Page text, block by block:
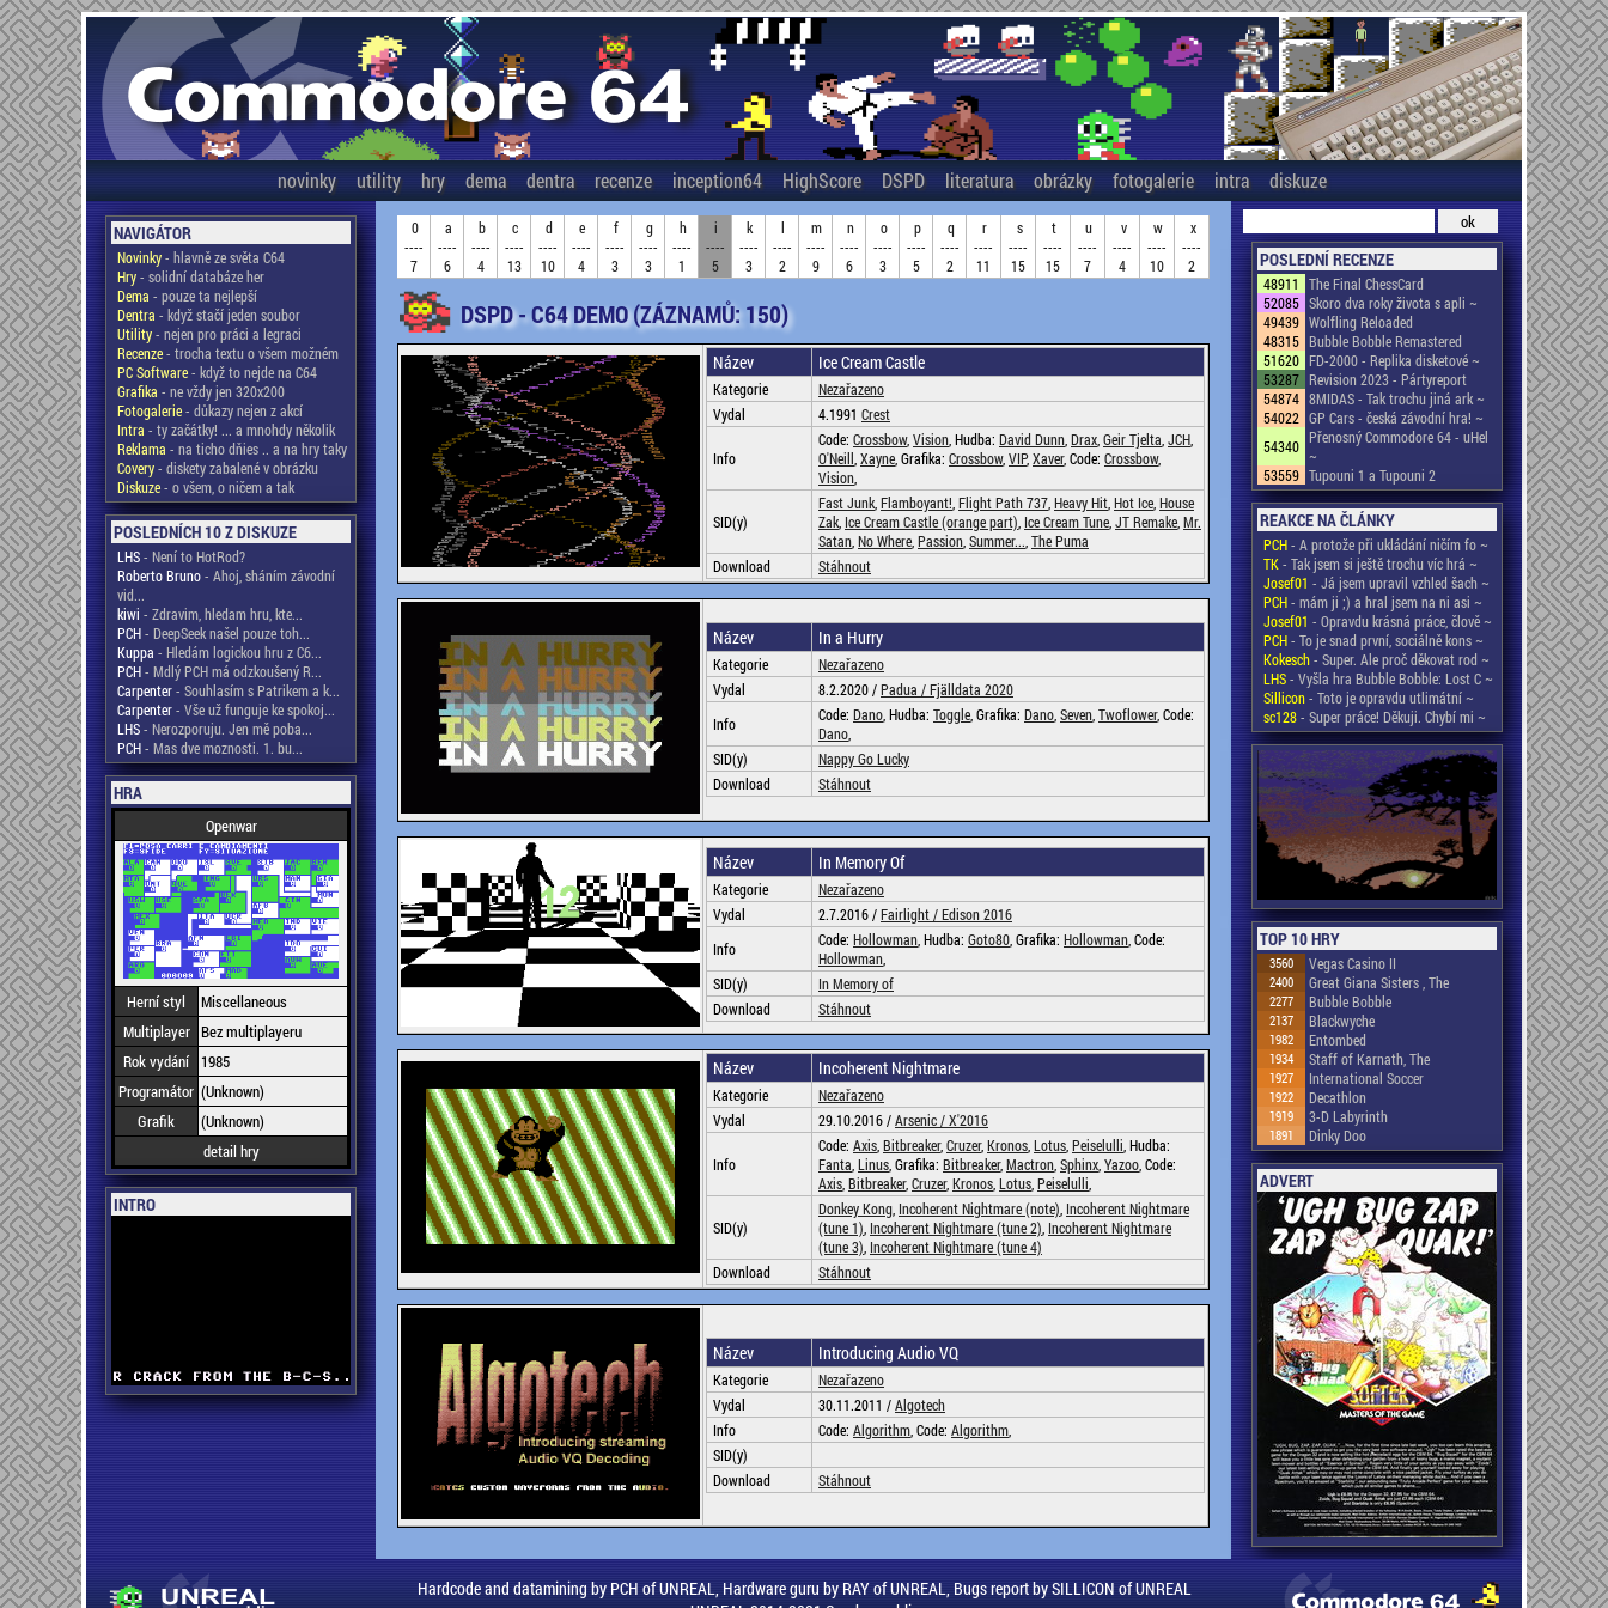
novinky utility hry dema dentra recenze inception64 HighScore DSPD literatura obrázky fotogalerie intra diskuze
NAVIGÁTOR
Novinky- hlavně ze světa C64
Hry- solidní databáze her
Dema - pouze ta nejlepší
Dentra - když stačí jeden soubor
Utility- nejen pro práci a legraci
Recenze- trocha textu o všem možném
PC Software- když to nejde na C64
Grafika - ne vždy jen 320x200
Fotogalerie- důkazy nejen z akcí
Intra - ty začátky! ... a mnohdy několik
Reklama - na ticho dňies .. a na hry taky
Covery- diskety zabalené v obrázku
Diskuze- o všem, o ničem a tak
POSLEDNÍCH 10 Z DISKUZE
LHS- Není to HotRod?
Roberto Bruno- Ahoj, sháním závodní
vid...
kiwi - Zdravim, hledam hru, kte...
PCH- DeepSeek našel pouze toh...
Kuppa - Hledám logickou hru z C6...
PCH- Mdlý PCH má odzkoušený R...
Carpenter- Souhlasím s Patrikem a k...
Carpenter- Vše už funguje ke spokoj...
LHS- Nerozporuju. Jen mě poba...
PCH- Mas dve moznosti. 1. bu...
HRA
Openwar
Herní styl
Miscellaneous
Multiplayer Bez multiplayeru
Rok vydání
1985
Programátor (Unknown)
Grafik
(Unknown)
detail hry
INTRO
0
----
7
a
----
6
b
----
4
c
----
13
d
----
10
e
----
4
f
----
3
g
----
3
h
----
1
i
----
5
k
----
3
l
----
2
m
----
9
n
----
6
o
----
3
p
----
5
q
----
2
r
----
11
s
----
15
t
----
15
u
----
7
v
----
4
w
----
10
x
----
2
DSPD - C64 DEMO (ZÁZNAMŮ: 150)
Název Ice Cream Castle
Kategorie
Nezařazeno
Vydal
4.1991 Crest
Info
Code: Crossbow, Vision , Hudba: David Dunn Drax Geir Tjelta JCH
O'Neill Xayne , Grafika: Crossbow, VIP,Xaver, Code: Crossbow,
Vision
SID(y)
Fast Junk Flamboyant! Flight Path 737 Heavy Hit Hot Ice House
Zak Ice Cream Castle (orange part) Ice Cream Tune JT Remake Mr.
Satan No Where Passion Summer... The Puma
Download
Stáhnout
Název In a Hurry
Kategorie
Nezařazeno
Vydal
8.2.2020 /Padua /Fjälldata 2020
Info
Code: Dano , Hudba: Toggle , Grafika: Dano Seven Twoflower, Code:
Dano
SID(y)
Nappy Go Lucky
Download
Stáhnout
Název In Memory Of
Kategorie
Nezařazeno
Vydal
2.7.2016 /Fairlight /Edison 2016
Info
Code: Hollowman , Hudba: Goto80 , Grafika: Hollowman , Code:
Hollowman
SID(y)
In Memory of
Download
Stáhnout
Název Incoherent Nightmare
Kategorie
Nezařazeno
Vydal
29.10.2016 /Arsenic /X'2016
Info
Code: Axis Bitbreaker, Cruzer, Kronos Lotus Peiselulli , Hudba:
Fanta Linus , Grafika: Bitbreaker, Mactron Sphinx Yazoo , Code:
Axis Bitbreaker, Cruzer, Kronos Lotus Peiselulli
SID(y)
Donkey Kong Incoherent Nightmare (note) Incoherent Nightmare
(tune 1) Incoherent Nightmare (tune 2) Incoherent Nightmare
(tune 3) Incoherent Nightmare (tune 4)
Download
Stáhnout
Název Introducing Audio VQ
Kategorie
Nezařazeno
Vydal
30.11.2011 /Algotech
Info
Code: Algorithm , Code: Algorithm
SID(y)
Download
Stáhnout
POSLEDNÍ RECENZE
48911
The Final ChessCard
52085 Skoro dva roky života s apli ~
49439 Wolfling Reloaded
48315 Bubble Bobble Remastered
51620 FD-2000 - Replika disketové ~
53287 Revision 2023 - Pártyreport
54874 8MIDAS - Tak trochu jiná ark ~
54022 GP Cars - česká závodní hra! ~
54340 Přenosný Commodore 64 - uHel
~
53559 Tupouni 1 a Tupouni 2
REAKCE NA ČLÁNKY
PCH- A protože při ukládání ničím fo ~
TK- Tak jsem si ještě trochu víc hrá ~
Josef01 - Já jsem upravil vzhled šach ~
PCH- mám ji ;) a hral jsem na ni asi ~
Josef01 - Opravdu krásná práce, člově ~
PCH- To je snad první, sociálně kons ~
Kokesch- Super. Ale proč děkovat rod ~
LHS- Vyšla hra Bubble Bobble: Lost C ~
Sillicon- Toto je opravdu utlimátní ~
sc128- Super práce! Děkuji. Chybí mi ~
TOP 10 HRY
3560 Vegas Casino II
2400 Great Giana Sisters , The
2277 Bubble Bobble
2137 Blackwyche
1982 Entombed
1934 Staff of Karnath, The
1927 International Soccer
1922 Decathlon
1919 3-D Labyrinth
1891 Dinky Doo
ADVERT
Hardcode and datamining by PCH of UNREAL, Hardware guru by RAY of UNREAL, Bugs report by SILLICON of UNREAL